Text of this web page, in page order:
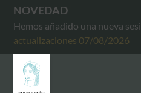
NOVEDAD
Hemos añadido una nueva
actualizaciones 07/08/2026